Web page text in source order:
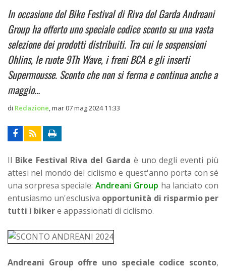
In occasione del Bike Festival di Riva del Garda Andreani
Group ha offerto uno speciale codice sconto su una vasta
selezione dei prodotti distribuiti. Tra cui le sospensioni
Ohlins, le ruote 9Th Wave, i freni BCA e gli inserti
Supermousse. Sconto che non si ferma e continua anche a
maggio…
di Redazione mar 07 mag 2024 11:33
Il Bike Festival Riva del Garda è uno degli eventi più
attesi nel mondo del ciclismo e quest'anno porta con sé
una sorpresa speciale:Andreani Group ha lanciato con
entusiasmo un'esclusiva opportunità di risparmio per
tutti i bikere appassionati di ciclismo.
Andreani Group offre uno speciale codice sconto,